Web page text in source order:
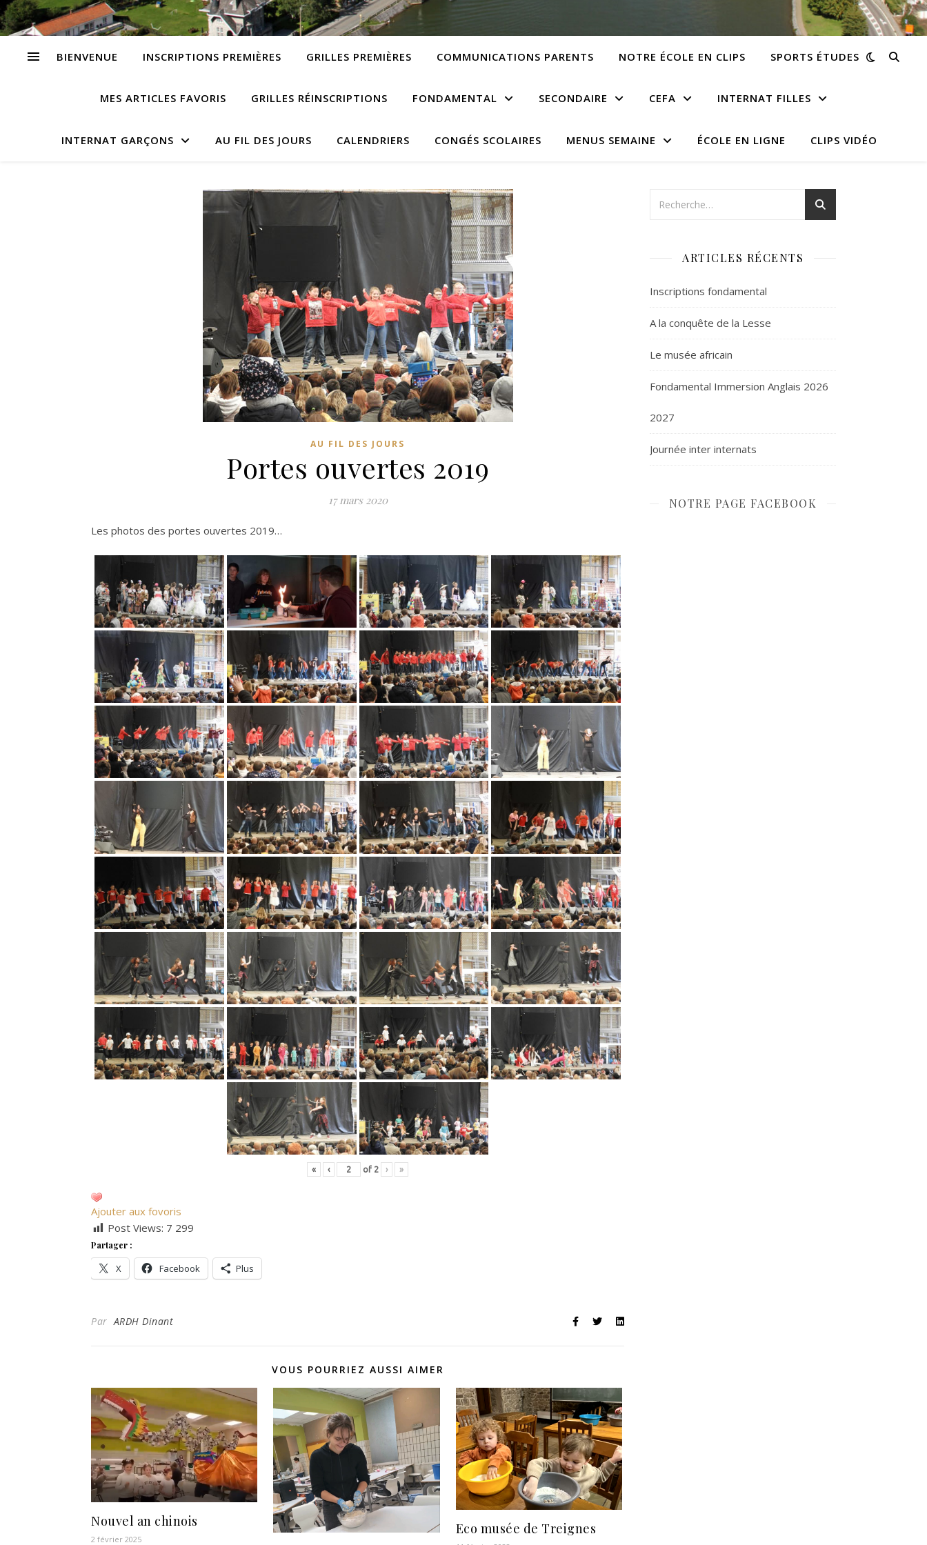
BIENVENUE INSCRIPTIONS PREMIÈRES GRILLES PREMIÈRES COMMUNICATIONS PARENTS NOTRE ÉCOLE EN CLIPS SPORTS ÉTUDES
MES ARTICLES FAVORIS GRILLES RÉINSCRIPTIONS FONDAMENTAL SECONDAIRE CEFA INTERNAT FILLES
INTERNAT GARÇONS AU FIL DES JOURS CALENDRIERS CONGÉS SCOLAIRES MENUS SEMAINE ÉCOLE EN LIGNE CLIPS VIDÉO
AU FIL DES JOURS
Portes ouvertes 2019
17 mars 2020
Les photos des portes ouvertes 2019…
« ‹ of 2 › »
Ajouter aux fovoris
Post Views: 7 299
Partager :
X Facebook Plus
ParARDH Dinant
VOUS POURRIEZ AUSSI AIMER
Nouvel an chinois
2 février 2025
Eco musée de Treignes
ARTICLES RÉCENTS
Inscriptions fondamental
A la conquête de la Lesse
Le musée africain
Fondamental Immersion Anglais 2026
2027
Journée inter internats
NOTRE PAGE FACEBOOK